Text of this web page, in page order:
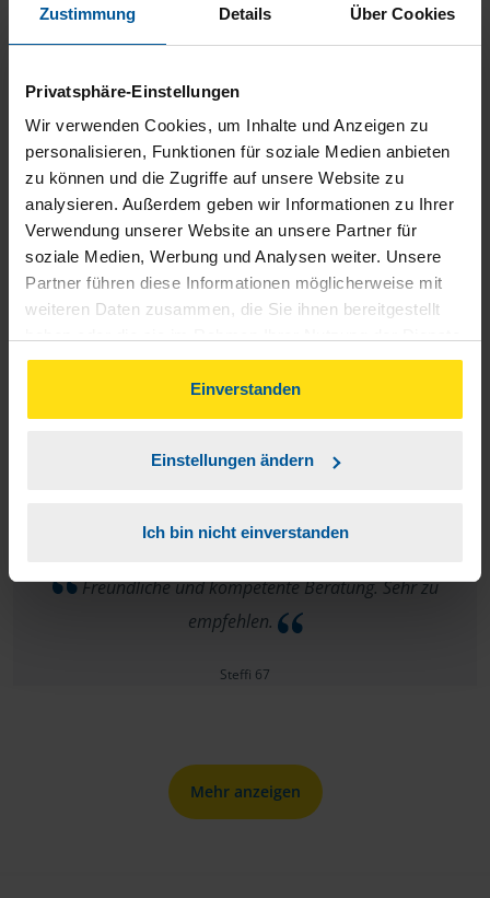
Zustimmung Details Über Cookies
Privatsphäre-Einstellungen
Wir verwenden Cookies, um Inhalte und Anzeigen zu
personalisieren, Funktionen für soziale Medien anbieten
zu können und die Zugriffe auf unsere Website zu
analysieren. Außerdem geben wir Informationen zu Ihrer
Verwendung unserer Website an unsere Partner für
soziale Medien, Werbung und Analysen weiter. Unsere
Partner führen diese Informationen möglicherweise mit
weiteren Daten zusammen, die Sie ihnen bereitgestellt
gesammelt haben. Indem Sie auf Einverstanden klicken,
können Sie der Verwendung von Cookies, gemäß
unserer
Einverstanden
Einstellungen ändern
Ich bin nicht einverstanden
Sehr freundlich ,Nett und kompetent,Jederzeit wieder.
Uwe G.
Bin noch nicht so lange dabei, bisher aber alles sehr gut.
anonymes VLH-Mitglied
Freundliche und kompetente Beratung. Sehr zu
empfehlen.
Steffi 67
Mehr anzeigen